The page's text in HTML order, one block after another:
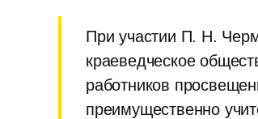
При участии П. Н.
краеведческое
работников
преимущественно